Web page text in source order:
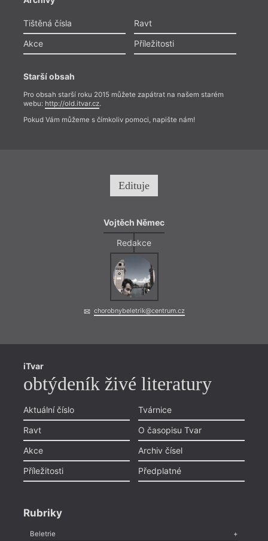
Tištěná čísla
Ravt
Akce
Příležitosti
Starší obsah
Pro obsah starší roku 2015 můžete zapátrat na našem starém
webu: http://old.itvar.cz.
Pokud Vám můžeme s čímkoliv pomoci, napište nám!
Edituje
Vojtěch Němec
Redakce
chorobnybeletrik@centrum.cz
iTvar
obtýdeník živé literatury
Aktuální číslo
Ravt
Akce
Příležitosti
Tvárnice
O časopisu Tvar
Archiv čísel
Předplatné
Rubriky
Beletrie